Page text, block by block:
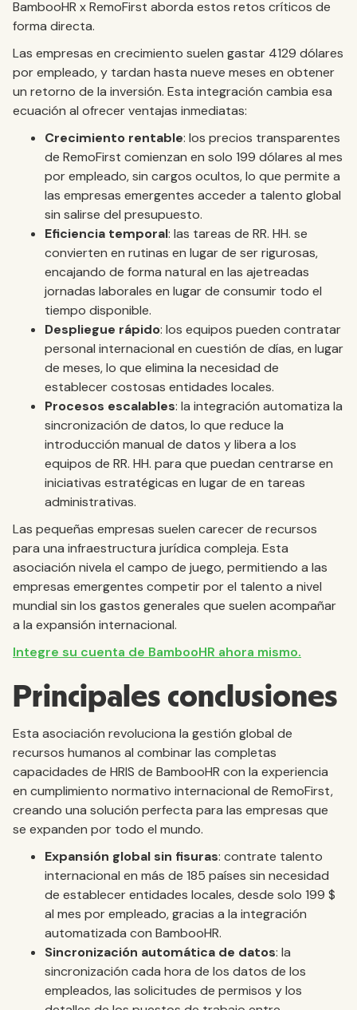
BambooHR x RemoFirst aborda estos retos críticos de
forma directa.
Las empresas en crecimiento suelen gastar 4129 dólares
por empleado, y tardan hasta nueve meses en obtener
un retorno de la inversión. Esta integración cambia esa
ecuación al ofrecer ventajas inmediatas:
Crecimiento rentable: los precios transparentes
de RemoFirst comienzan en solo 199 dólares al mes
por empleado, sin cargos ocultos, lo que permite a
las empresas emergentes acceder a talento global
sin salirse del presupuesto.
Eficiencia temporal: las tareas de RR. HH. se
convierten en rutinas en lugar de ser rigurosas,
encajando de forma natural en las ajetreadas
jornadas laborales en lugar de consumir todo el
tiempo disponible.
Despliegue rápido: los equipos pueden contratar
personal internacional en cuestión de días, en lugar
de meses, lo que elimina la necesidad de
establecer costosas entidades locales.
Procesos escalables: la integración automatiza la
sincronización de datos, lo que reduce la
introducción manual de datos y libera a los
equipos de RR. HH. para que puedan centrarse en
iniciativas estratégicas en lugar de en tareas
administrativas.
Las pequeñas empresas suelen carecer de recursos
para una infraestructura jurídica compleja. Esta
asociación nivela el campo de juego, permitiendo a las
empresas emergentes competir por el talento a nivel
mundial sin los gastos generales que suelen acompañar
a la expansión internacional.
Integre su cuenta de BambooHR ahora mismo.
Principales conclusiones
Esta asociación revoluciona la gestión global de
recursos humanos al combinar las completas
capacidades de HRIS de BambooHR con la experiencia
en cumplimiento normativo internacional de RemoFirst,
creando una solución perfecta para las empresas que
se expanden por todo el mundo.
Expansión global sin fisuras: contrate talento
internacional en más de 185 países sin necesidad
de establecer entidades locales, desde solo 199 $
al mes por empleado, gracias a la integración
automatizada con BambooHR.
Sincronización automática de datos: la
sincronización cada hora de los datos de los
empleados, las solicitudes de permisos y los